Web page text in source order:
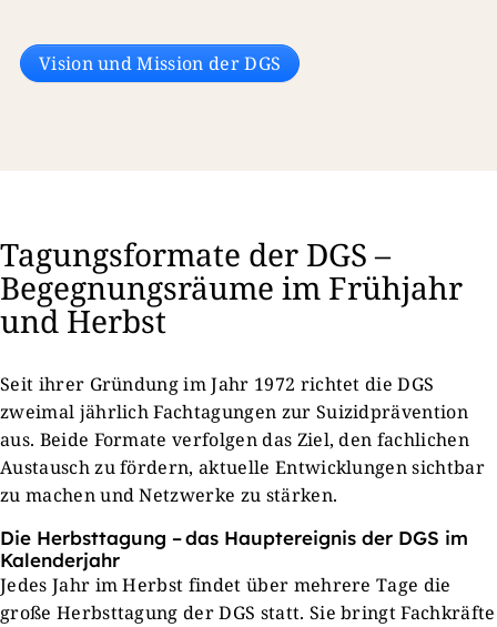
Vision und Mission der DGS
Tagungsformate der DGS –
Begegnungsräume im Frühjahr
und Herbst
Seit ihrer Gründung im Jahr 1972 richtet die DGS
zweimal jährlich Fachtagungen zur Suizidprävention
aus. Beide Formate verfolgen das Ziel, den fachlichen
Austausch zu fördern, aktuelle Entwicklungen sichtbar
zu machen und Netzwerke zu stärken.
Die Herbsttagung – das Hauptereignis der DGS im
Kalenderjahr
Jedes Jahr im Herbst findet über mehrere Tage die
große Herbsttagung der DGS statt. Sie bringt Fachkräfte